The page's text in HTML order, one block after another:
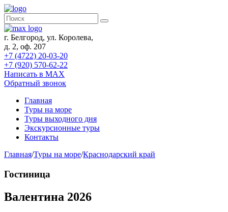
г. Белгород, ул. Королева,
д. 2, оф. 207
+7 (4722) 20-03-20
+7 (920) 570-62-22
Написать в MAX
Обратный звонок
Главная
Туры на море
Туры выходного дня
Экскурсионные туры
Контакты
Главная/Туры на море/Краснодарский край
Гостиница
Валентина 2026